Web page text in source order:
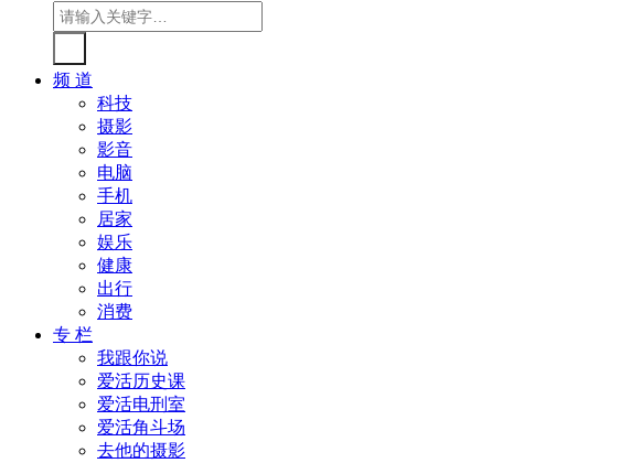
频 道
科技
摄影
影音
电脑
手机
居家
娱乐
健康
出行
消费
专 栏
我跟你说
爱活历史课
爱活电刑室
爱活角斗场
去他的摄影